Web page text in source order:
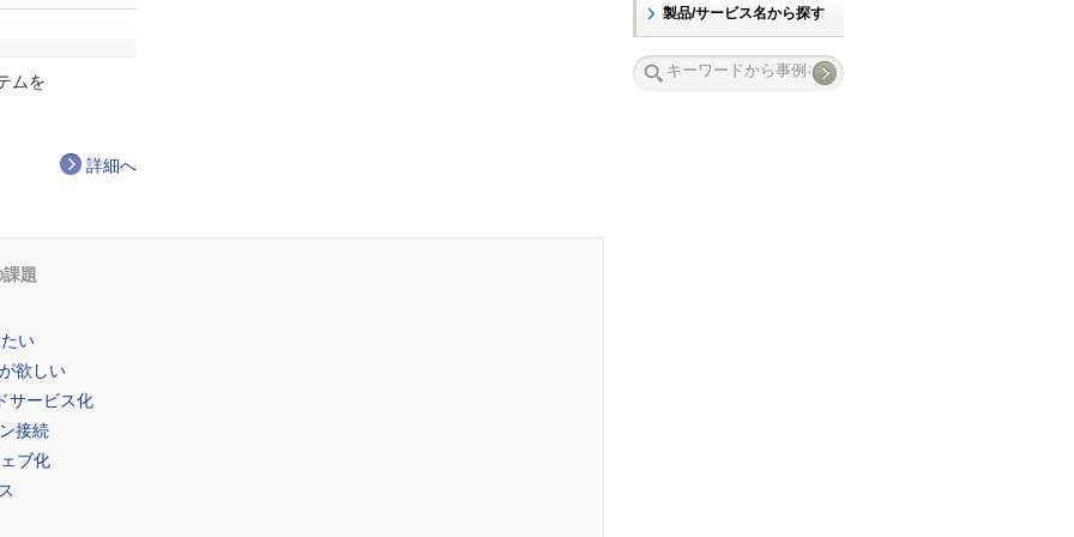
ムを
詳細へ
題
い
欲しい
サービス化
接続
ブ化
製品/サービス名から探す